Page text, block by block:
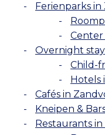
Ferienparks
Center
Overnight stay
Child-
Hotels
Cafés in
Kneipen &
Restaurants